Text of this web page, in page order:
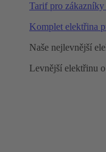
Tarif pro zákazníky
Komplet elektřina
Naše nejlevnější
Levnější elektřinu